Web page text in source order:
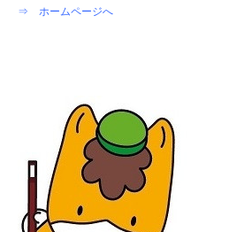
⇒ ホームページへ